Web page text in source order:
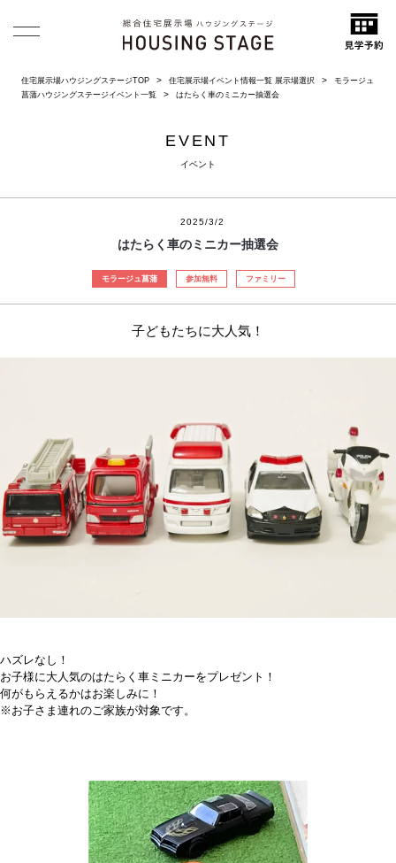
住宅展示場ハウジングステージTOP 住宅展示場イベント情報一覧 展示場選択
モラージュ
菖蒲ハウジングステージイベント一覧
はたらく車のミニカー抽選会
EVENT
イベント
2025/3/2
はたらく車のミニカー抽選会
モラージュ菖蒲 参加無料 ファミリー
子どもたちに大人気！
ハズレなし！
お子様に大人気のはたらく車ミニカーをプレゼント！
何がもらえるかはお楽しみに！
※お子さま連れのご家族が対象です。